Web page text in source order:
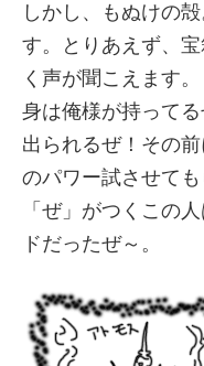
しかし、もぬけの
す。とりあえず、
く声が聞こえます
身は俺様が持って
出られるぜ！その
のパワー試させて
「ぜ」がつくこの
ドだったぜ～。